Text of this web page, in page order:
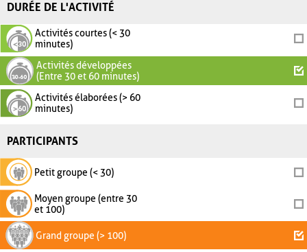
DURÉE DE L'ACTIVITÉ
Activités courtes (< 30
minutes)
Activités développées
(Entre 30 et 60 minutes)
Activités élaborées (> 60
minutes)
PARTICIPANTS
Petit groupe (< 30)
Moyen groupe (entre 30
et 100)
Grand groupe (> 100)